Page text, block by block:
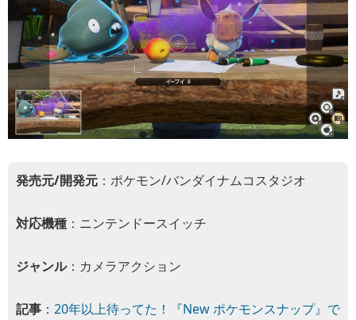
発売元/開発元 ：ポケモン/バンダイナムコスタジオ
対応機種 ：ニンテンドースイッチ
ジャンル：カメラアクション
記事 ： 20年以上待ってた！『New ポケモンスナップ』で